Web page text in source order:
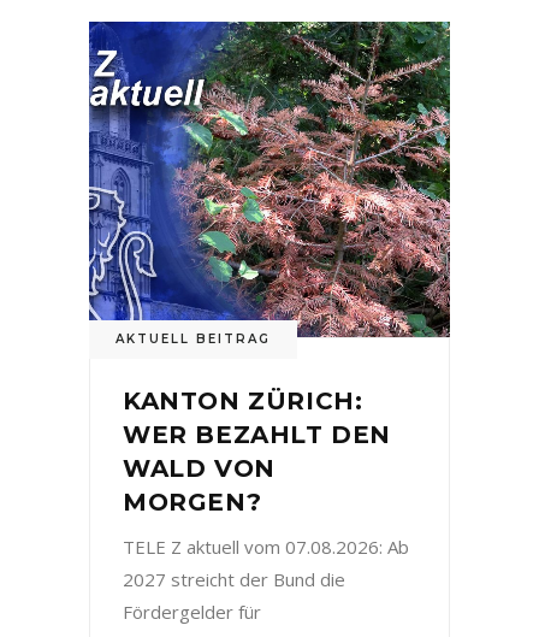
AKTUELL BEITRAG
KANTON ZÜRICH:
WER BEZAHLT DEN
WALD VON
MORGEN?
TELE Z aktuell vom 07.08.2026: Ab
2027 streicht der Bund die
Fördergelder für